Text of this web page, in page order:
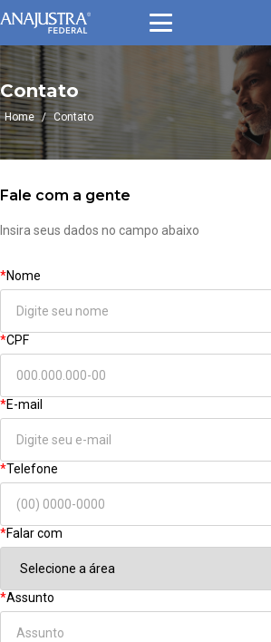
Contato
Home / Contato
Fale com a gente
Insira seus dados no campo abaixo
*Nome
*CPF
*E-mail
*Telefone
*Falar com
*Assunto